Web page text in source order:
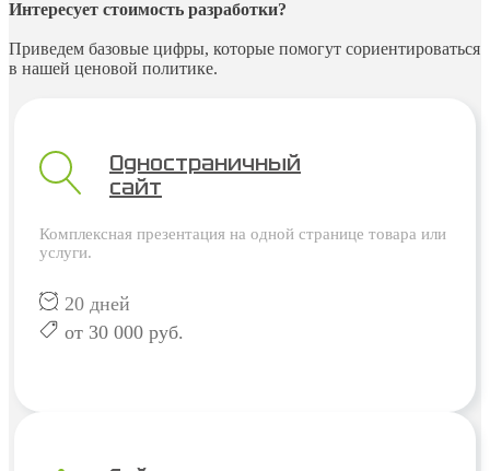
Интересует стоимость разработки?
Приведем базовые цифры, которые помогут сориентироваться
в нашей ценовой политике.
Одностраничный
сайт
Комплексная презентация на одной странице товара или
услуги.
20 дней
от 30 000 руб.